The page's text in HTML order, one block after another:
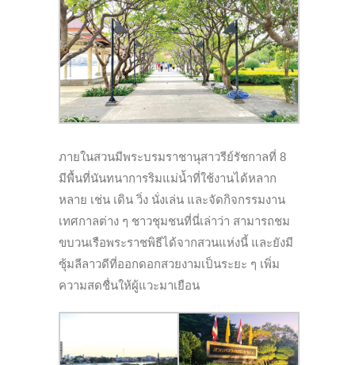
ภายในสวนมีพระบรมราชานุสาวรีย์รัชกาลที่ 8
มีพื้นที่นันทนาการริมแม่น้ำที่ใช้งานได้หลาก
หลาย เช่น เดิน วิ่ง นั่งเล่น และจัดกิจกรรมงาน
เทศกาลต่าง ๆ ชาวชุมชนที่นี่เล่าว่า สามารถชม
ขบวนเรือพระราชพิธีได้จากสวนแห่งนี้ และยังมี
ซุ้มลีลาวดีที่ออกดอกสวยงามเป็นระยะ ๆ เพิ่ม
ความสดชื่นให้ผู้แวะมาเยือน